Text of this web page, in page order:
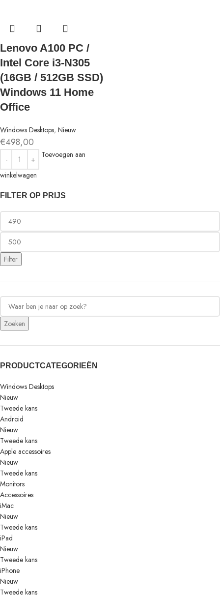
FILTER OP PRIJS
Filter
Zoeken
PRODUCTCATEGORIEËN
Windows Desktops
Nieuw
Tweede kans
Android
Nieuw
Tweede kans
Apple accessoires
Nieuw
Tweede kans
Monitors
Accessoires
iMac
Nieuw
Tweede kans
iPad
Nieuw
Tweede kans
iPhone
Nieuw
Tweede kans
Lenovo A100 PC /
Intel Core i3-N305
(16GB / 512GB SSD)
Windows 11 Home
Office
Windows Desktops, Nieuw
€498,00
Toevoegen aan
winkelwagen